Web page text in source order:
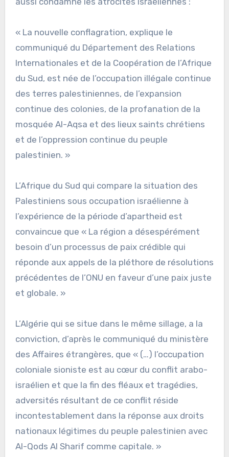
« La nouvelle conflagration, explique le
communiqué du Département des Relations
Internationales et de la Coopération de l’Afrique
du Sud, est née de l’occupation illégale continue
des terres palestiniennes, de l’expansion
continue des colonies, de la profanation de la
mosquée Al-Aqsa et des lieux saints chrétiens
et de l’oppression continue du peuple
palestinien. »
L’Afrique du Sud qui compare la situation des
Palestiniens sous occupation israélienne à
l’expérience de la période d’apartheid est
convaincue que « La région a désespérément
besoin d’un processus de paix crédible qui
réponde aux appels de la pléthore de résolutions
précédentes de l’ONU en faveur d’une paix juste
et globale. »
L’Algérie qui se situe dans le même sillage, a la
conviction, d’après le communiqué du ministère
des Affaires étrangères, que « (…) l’occupation
coloniale sioniste est au cœur du conflit arabo-
israélien et que la fin des fléaux et tragédies,
adversités résultant de ce conflit réside
incontestablement dans la réponse aux droits
nationaux légitimes du peuple palestinien avec
Al-Qods Al Sharif comme capitale. »